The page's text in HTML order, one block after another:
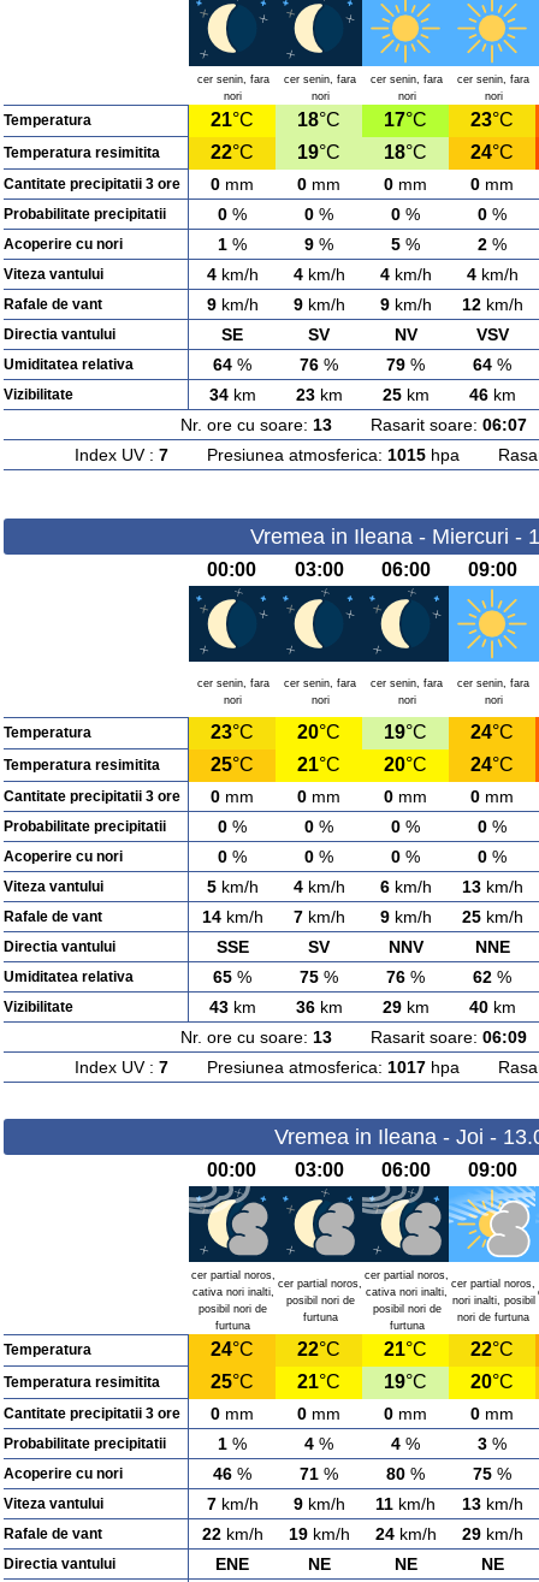
cer senin, fara
nori
cer senin, fara
nori
cer senin, fara
nori
cer senin, fara
nori
Temperatura 21°C 18°C 17°C 23°C
Temperatura resimitita 22°C 19°C 18°C 24°C
Cantitate precipitatii 3 ore 0 mm 0 mm 0 mm 0 mm
Probabilitate precipitatii 0 % 0 % 0 % 0 %
Acoperire cu nori 1 % 9 % 5 % 2 %
Viteza vantului 4km/h 4km/h 4km/h 4km/h
Rafale de vant 9km/h 9km/h 9km/h 12km/h
Directia vantului SE SV NV VSV
Umiditatea relativa 64 % 76 % 79 % 64 %
Vizibilitate 34km 23km 25km 46km
Nr. ore cu soare: 13Rasarit soare: 06:07
Index UV : 7Presiunea atmosferica: 1015hpa
Vremea in Ileana - Miercuri -
00:00 03:00 06:00 09:00
cer senin, fara
nori
cer senin, fara
nori
cer senin, fara
nori
cer senin, fara
nori
Temperatura 23°C 20°C 19°C 24°C
Temperatura resimitita 25°C 21°C 20°C 24°C
Cantitate precipitatii 3 ore 0 mm 0 mm 0 mm 0 mm
Probabilitate precipitatii 0 % 0 % 0 % 0 %
Acoperire cu nori 0 % 0 % 0 % 0 %
Viteza vantului 5km/h 4km/h 6km/h 13km/h
Rafale de vant 14km/h 7km/h 9km/h 25km/h
Directia vantului SSE SV NNV NNE
Umiditatea relativa 65 % 75 % 76 % 62 %
Vizibilitate 43km 36km 29km 40km
Nr. ore cu soare: 13Rasarit soare: 06:09
Index UV : 7Presiunea atmosferica: 1017hpa
Vremea in Ileana - Joi -
00:00 03:00 06:00 09:00
cer partial noros,
cativa nori inalti,
posibil nori de
furtuna
cer partial noros,
posibil nori de
furtuna
cer partial noros,
cativa nori inalti,
posibil nori de
furtuna
cer partial noros,
nori inalti, posibil
nori de furtuna
Temperatura 24°C 22°C 21°C 22°C
Temperatura resimitita 25°C 21°C 19°C 20°C
Cantitate precipitatii 3 ore 0 mm 0 mm 0 mm 0 mm
Probabilitate precipitatii 1 % 4 % 4 % 3 %
Acoperire cu nori 46 % 71 % 80 % 75 %
Viteza vantului 7km/h 9km/h 11 km/h 13km/h
Rafale de vant 22km/h 19km/h 24km/h 29km/h
Directia vantului ENE NE NE NE